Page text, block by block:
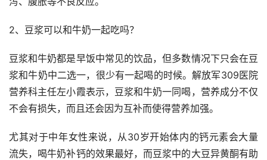
2、豆浆可以和牛奶一起吃吗？
豆浆和牛奶都是早饭中常见的饮品，但多数情况下只会在豆
浆和牛奶中二选一，很少有一起喝的时候。解放军309医院
营养科主任左小霞表示，豆浆和牛奶一同喝，营养成分不仅
不会有损失，而且还会因为互补而使得营养加强。
尤其对于中年女性来说，从30岁开始体内的钙元素会大量
流失，喝牛奶补钙的效果最好，而豆浆中的大豆异黄酮有助